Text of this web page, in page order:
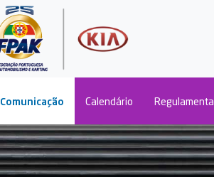
Comunicação Calendário